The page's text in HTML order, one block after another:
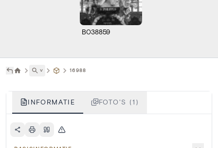
B038859
˅ 16988
INFORMATIE FOTO'S (1)